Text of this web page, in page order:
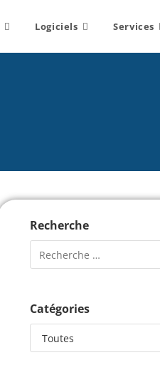
Logiciels Services
Recherche
Catégories